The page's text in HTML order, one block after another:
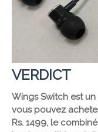
VERDICT
Wings Switch est
vous pouvez
Rs. 1499, le